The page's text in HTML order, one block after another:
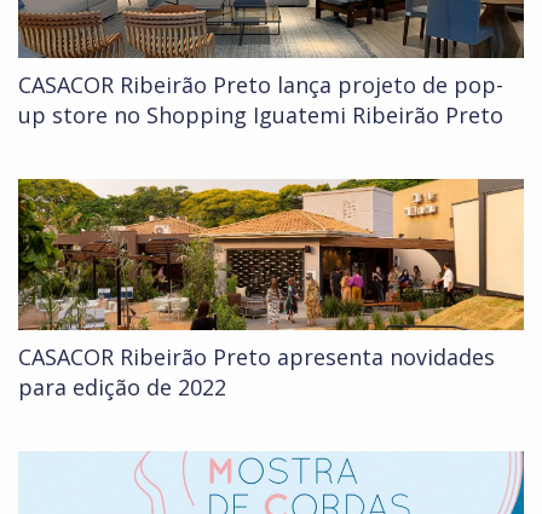
CASACOR Ribeirão Preto lança projeto de pop-
up store no Shopping Iguatemi Ribeirão Preto
CASACOR Ribeirão Preto apresenta novidades
para edição de 2022